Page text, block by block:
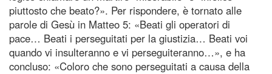
piuttosto che beato?». Per rispondere, è tornato alle
parole di Gesù in Matteo 5: «Beati gli operatori di
pace… Beati i perseguitati per la giustizia… Beati voi
quando vi insulteranno e vi perseguiteranno…», e ha
concluso: «Coloro che sono perseguitati a causa della